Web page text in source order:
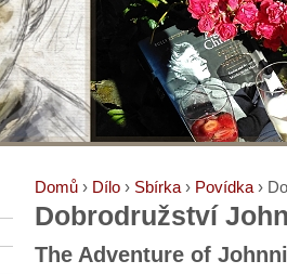
Domů › Dílo › Sbírka › Povídka ›
Dobrodružství
The Adventure of